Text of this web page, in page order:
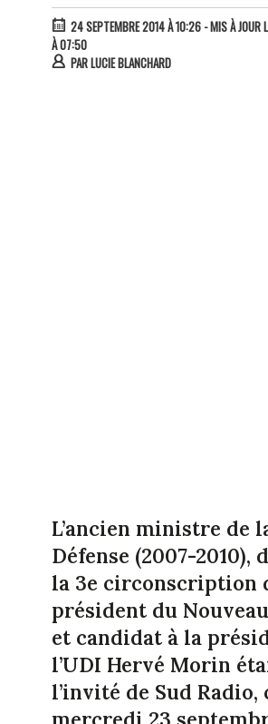
24 SEPTEMBRE 2014 À 10:26- MIS À JOUR
À 07:50
PARLUCIE BLANCHARD
L’ancien ministre de
Défense (2007-2010),
la 3e circonscription
président du
et candidat à la
l’UDI Hervé Morin
l’invité de Sud Radio,